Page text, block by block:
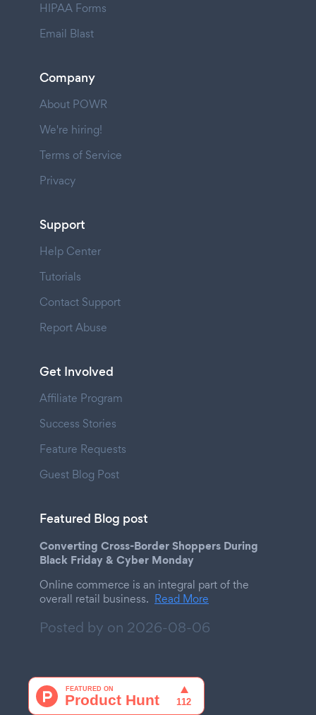
HIPAA Forms
Email Blast
Company
About POWR
We're hiring!
Terms of Service
Privacy
Support
Help Center
Tutorials
Contact Support
Report Abuse
Get Involved
Affiliate Program
Success Stories
Feature Requests
Guest Blog Post
Featured Blog post
Converting Cross-Border Shoppers During
Black Friday & Cyber Monday
Online commerce is an integral part of the
overall retail business. Read More
Posted by on 2026-08-06